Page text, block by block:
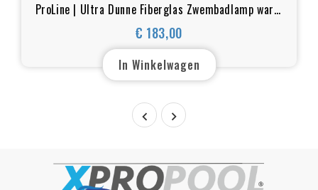
ProLine | Ultra Dunne Fiberglas Zwembadlamp warm
wit en RGB 18W/25W
€ 183,00
Prijs
In Winkelwagen
 